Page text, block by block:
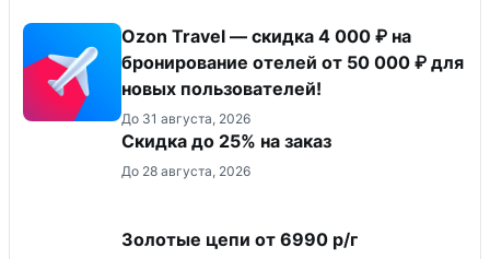
Ozon Travel — скидка 4 000 ₽ на
бронирование отелей от 50 000 ₽ для
новых пользователей!
До 31 августа, 2026
Скидка до 25% на заказ
До 28 августа, 2026
Золотые цепи от 6990 р/г